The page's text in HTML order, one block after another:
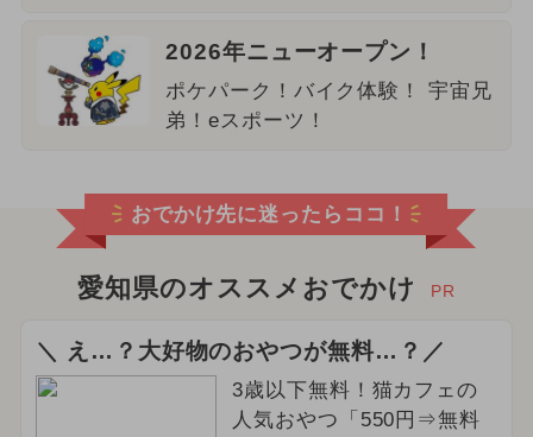
2026年ニューオープン！
ポケパーク！バイク体験！ 宇宙兄
弟！eスポーツ！
おでかけ先に迷ったらココ！
愛知県のオススメおでかけ PR
＼ え…？大好物のおやつが無料…？／
3歳以下無料！猫カフェの
人気おやつ「550円⇒無料